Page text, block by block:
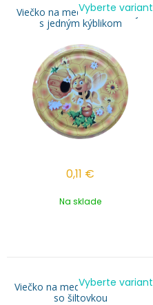
Viečko na med TO 82 - Mája
s jedným kýblikom
0,11 €
Vyberte variant
Na sklade
Viečko na med TO 82 - VILKO
so šiltovkou
Vyberte variant